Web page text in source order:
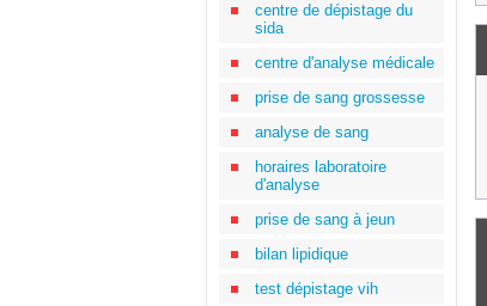
centre de dépistage du
sida
centre d'analyse médicale
prise de sang grossesse
analyse de sang
horaires laboratoire
d'analyse
prise de sang à jeun
bilan lipidique
test dépistage vih